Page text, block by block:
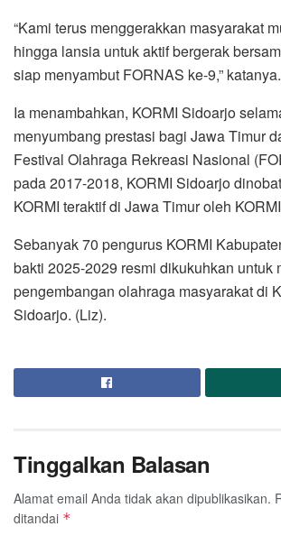
“Kami terus menggerakkan masyarakat
hingga lansia untuk aktif bergerak
siap menyambut FORNAS ke-9,” katanya.
Ia menambahkan, KORMI Sidoarjo
menyumbang prestasi bagi Jawa Timur
Festival Olahraga Rekreasi Nasional
pada 2017-2018, KORMI Sidoarjo
KORMI teraktif di Jawa Timur oleh
Sebanyak 70 pengurus KORMI
bakti 2025-2029 resmi dikukuhkan untuk
pengembangan olahraga masyarakat di
Sidoarjo. (Liz).
Tinggalkan Balasan
Alamat email Anda tidak akan dipublikasikan.
ditandai *